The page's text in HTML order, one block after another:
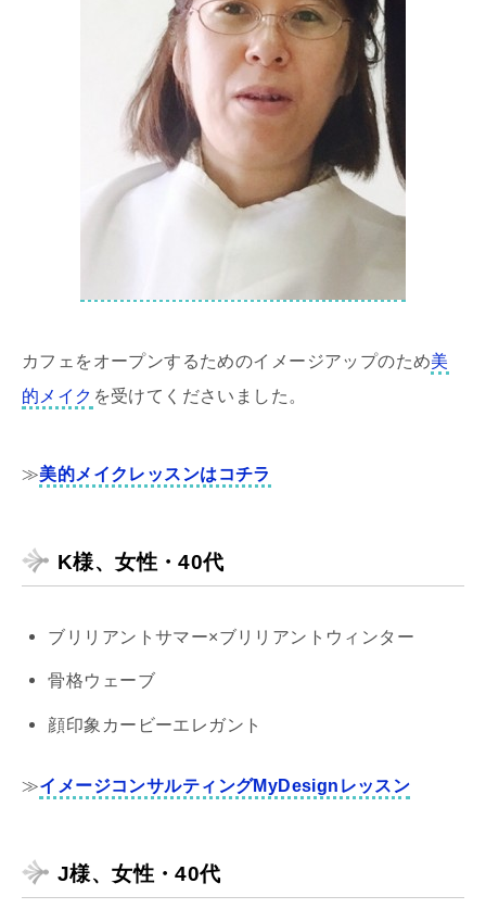
カフェをオープンするためのイメージアップのため美
的メイク を受けてくださいました。
≫美的メイクレッスンはコチラ
K様、女性・40代
ブリリアントサマー×ブリリアントウィンター
骨格ウェーブ
顔印象カービーエレガント
≫イメージコンサルティングMyDesignレッスン
J様、女性・40代